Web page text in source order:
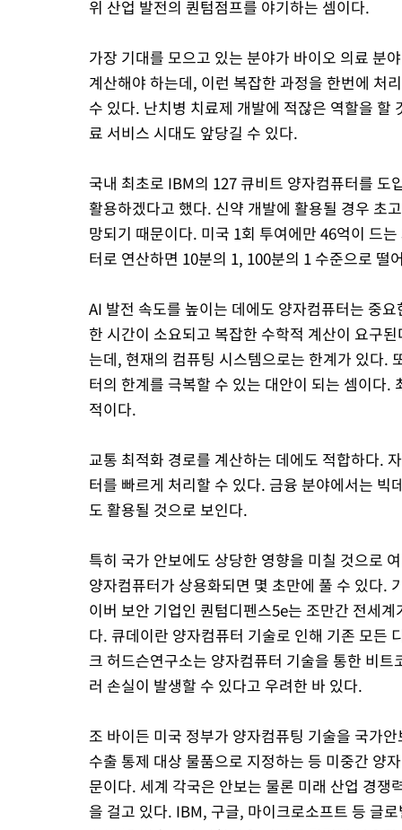
위 산업 발전의 퀀텀점프를 야기하는 셈이다.
가장 기대를 모으고 있는 분야가 바이오 의료 분
계산해야 하는데, 이런 복잡한 과정을 한번에 처
수 있다. 난치병 치료제 개발에 적잖은 역할을
료 서비스 시대도 앞당길 수 있다.
국내 최초로 IBM의 127 큐비트 양자컴퓨터를
활용하겠다고 했다. 신약 개발에 활용될 경우 초
망되기 때문이다. 미국 1회 투여에만 46억이 드
터로 연산하면 10분의 1, 100분의 1 수준으로 떨
AI 발전 속도를 높이는 데에도 양자컴퓨터는 중
한 시간이 소요되고 복잡한 수학적 계산이 요구
는데, 현재의 컴퓨팅 시스템으로는 한계가 있다.
터의 한계를 극복할 수 있는 대안이 되는 셈이다
적이다.
교통 최적화 경로를 계산하는 데에도 적합하다.
터를 빠르게 처리할 수 있다. 금융 분야에서는
도 활용될 것으로 보인다.
특히 국가 안보에도 상당한 영향을 미칠 것으로
양자컴퓨터가 상용화되면 몇 초만에 풀 수 있다.
이버 보안 기업인 퀀텀디펜스5e는 조만간 전세
다. 큐데이란 양자컴퓨터 기술로 인해 기존 모든
크 허드슨연구소는 양자컴퓨터 기술을 통한 비
러 손실이 발생할 수 있다고 우려한 바 있다.
조 바이든 미국 정부가 양자컴퓨팅 기술을 국가
수출 통제 대상 물품으로 지정하는 등 미중간 양
문이다. 세계 각국은 안보는 물론 미래 산업 경
을 걸고 있다. IBM, 구글, 마이크로소프트 등 글